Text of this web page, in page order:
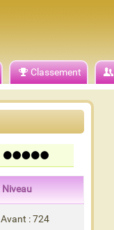
Classement
Niveau
Avant : 724